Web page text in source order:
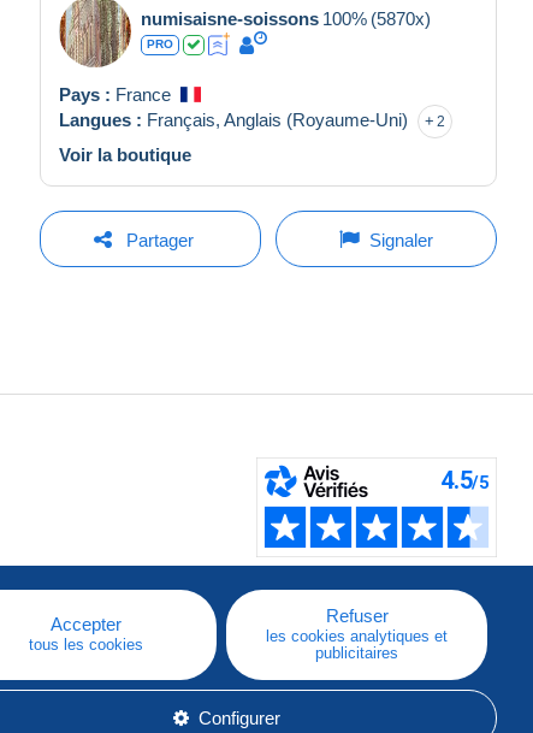
numisaisne-soissons 100% (5870x)
PRO
Pays : France
Langues : Français, Anglais (Royaume-Uni) 2
Voir la boutique
Partager Signaler
Accepter
tous les cookies
Refuser
les cookies analytiques et
publicitaires
Configurer